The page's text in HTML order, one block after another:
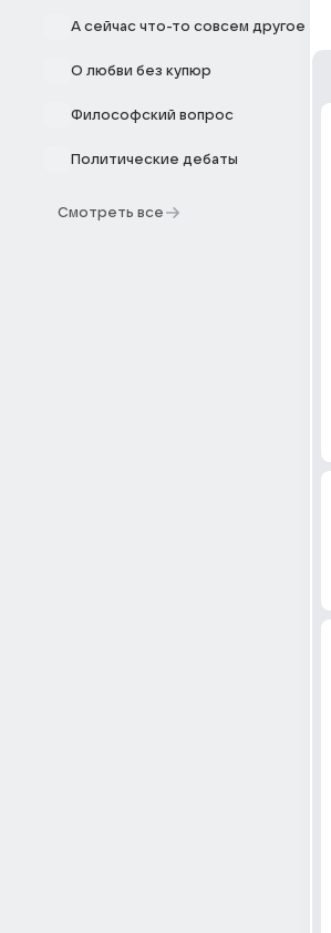
А сейчас что-то совсем другое
О любви без купюр
Философский вопрос
Политические дебаты
Смотреть все